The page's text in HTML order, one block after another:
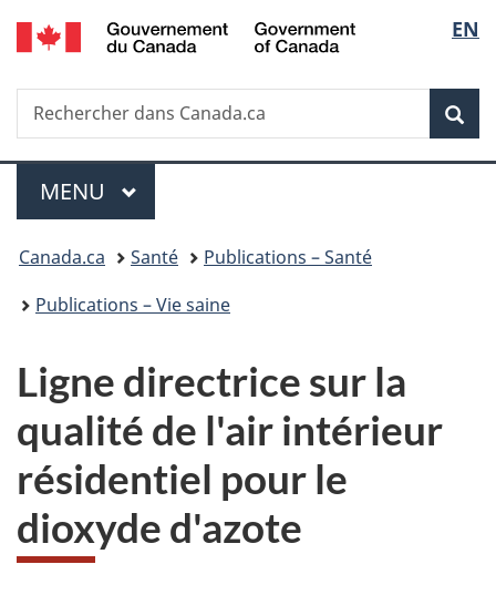
Passer
au
principal
Passer
à
Au
du
Passer
à
version
simplifiée
de
la
EN
Recherche
Rechercher
dans
Menu
MENU PRINCIPAL
Vous
êtes
Canada.ca Santé
Publications – Santé
Publications – Vie saine
Ligne directrice sur la
qualité de l'air intérieur
résidentiel pour le
dioxyde d'azote